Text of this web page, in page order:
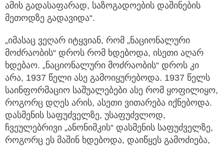
ამის გადასაფარად, საზოგადოების დაშინების
მეთოდზე გადავიდა“.
„იმასაც ვეღარ იტყვიან, რომ „ნაციონალური
მოძრაობის“ დროს რომ ხდებოდა, ისეთი აღარ
ხდებაო. „ნაციონალური მოძრაობის“ დროს კი
არა, 1937 წელი ასე გამოიყურებოდა. 1937 წელს
საინფორმაციო საშუალებები ასე რომ ყოფილიყო,
როგორც დღეს არის, ასეთი ვითარება იქნებოდა.
დასმენის საფუძველზე, უსაფუძვლოდ,
ჩვეულებრივი „ანონიმკის“ დასმენის საფუძველზე,
როგორც ეს მაშინ ხდებოდა, დაიწყეს გამოძიება,